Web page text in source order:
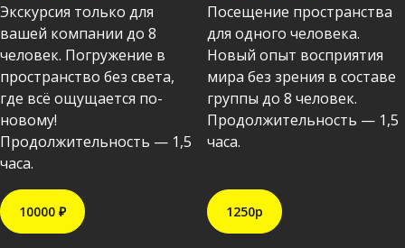
Экскурсия только для
вашей компании до 8
человек. Погружение в
пространство без света,
где всё ощущается по-
новому!
Продолжительность — 1,5
часа.
10000 ₽
Посещение пространства
для одного человека.
Новый опыт восприятия
мира без зрения в составе
группы до 8 человек.
Продолжительность — 1,5
часа.
1250р